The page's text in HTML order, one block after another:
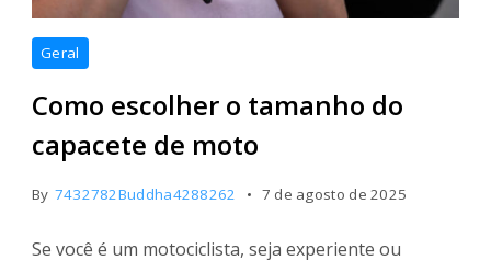
Geral
Como escolher o tamanho do
capacete de moto
By 7432782Buddha4288262 7 de agosto de 2025
Se você é um motociclista, seja experiente ou